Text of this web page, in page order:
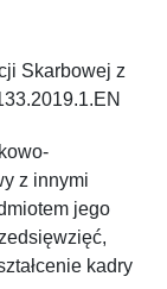
Skarbowej z
z innymi
jego
kadry